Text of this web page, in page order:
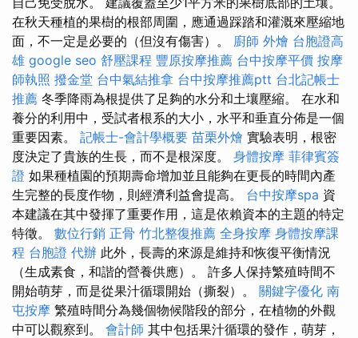
在秋天種植的果樹的根部周圍，應通過踩踏和灌溉來壓縮地
面，不一定是必要的（但沒有傷害）。 廚師 外燴 台胞證高
雄 google seo 舒壓課程 豐原按摩推薦 台中按摩平價 按摩
師執照 撥金堂 台中氣結推拿 台中按摩推薦ptt 台北記帳士
推薦 冬季降雨為根提供了足夠的水分和土壤壓縮。 在水和
養分的利用中，受試者根系的大小，水平和垂直分佈是一個
重要因素。 記帳士-會計學概要 苗栗外燴 實驗表明，根密
度決定了貴族的生長，而不是根深度。 身體按摩 菲律賓簽
證 如果種植園的預期壽命增加並且能夠在更長的時間內產
生完整的長度作物，則經濟利益會提高。 台中按摩spa 資
本建議在其中發揮了重要作用，這是依賴資本的主題的特定
特徵。 數位行銷 正骨 竹北整復推薦 全身按摩 身體按摩課
程 台胞證 代辦 此外，長壽的來源是維持和恢復平衡情況
（生成素食，和諧的營養供應）。 許多人保持繁殖時間不
開始萌芽，而是從果汁循環開始（撕裂）。 關鍵字優化 南
屯按摩 繁殖時間分為幾個物候階段的部分，在植物的外觀
中可以觀察到。 會計師 其中包括果汁循環的發作，萌芽，